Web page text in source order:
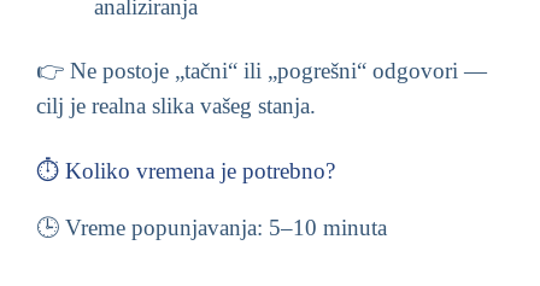
analiziranja
👉 Ne postoje „tačni“ ili „pogrešni“ odgovori —
cilj je realna slika vašeg stanja.
⏱️ Koliko vremena je potrebno?
🕒 Vreme popunjavanja: 5–10 minuta